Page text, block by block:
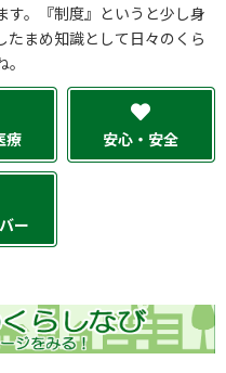
す。『制度』というと少し身
たまめ知識として日々のくら
療 安心・安全
ー